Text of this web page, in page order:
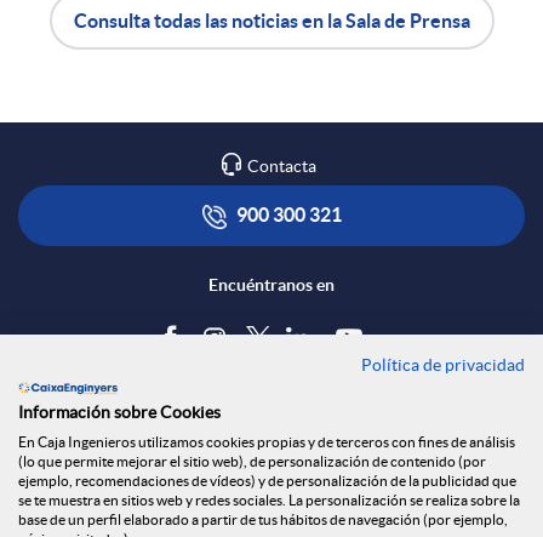
R
e
s
S
A
p
l
a
c
o
t
s
a
Consulta todas las noticias en la Sala de Prensa
Contacta
900 300 321
Encuéntranos en
Tablón de anuncios
Política de cookies
Aviso legal
Seguridad Online
Política de privacidad
Información sobre Cookies
En Caja Ingenieros utilizamos cookies propias y de terceros con fines de análisis
(lo que permite mejorar el sitio web), de personalización de contenido (por
ejemplo, recomendaciones de vídeos) y de personalización de la publicidad que
se te muestra en sitios web y redes sociales. La personalización se realiza sobre la
base de un perfil elaborado a partir de tus hábitos de navegación (por ejemplo,